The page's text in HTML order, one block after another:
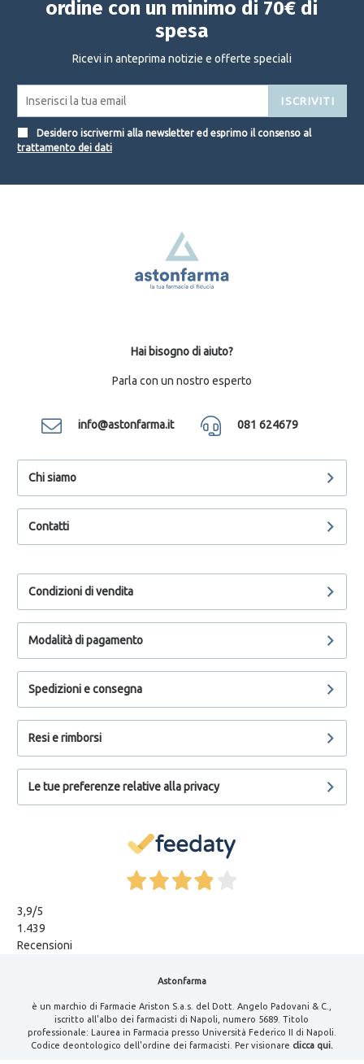
ordine con un minimo di 70€ di
spesa
Ricevi in anteprima notizie e offerte speciali
ISCRIVITI
Desidero iscrivermi alla newsletter ed esprimo il consenso al
trattamento dei dati
Hai bisogno di aiuto?
Parla con un nostro esperto
info@astonfarma.it 081 624679
Chi siamo
Contatti
Condizioni di vendita
Modalità di pagamento
Spedizioni e consegna
Resi e rimborsi
Le tue preferenze relative alla privacy
3,9/5
1.439
Recensioni
Astonfarma
è un marchio di Farmacie Ariston S.a.s. del Dott. Angelo Padovani & C.,
iscritto all'albo dei farmacisti di Napoli, numero 5689. Titolo
professionale: Laurea in Farmacia presso Università Federico II di Napoli.
Codice deontologico dell'ordine dei farmacisti. Per visionare clicca qui.